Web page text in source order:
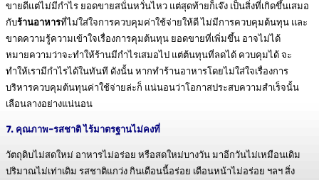
ขายดีแต่ไม่มีกำไร ยอดขายสนั่นหวั่นไหว แต่สุดท้ายก็เจ๊ง เป็นสิ่งที่เกิดขึ้นเสมอ
กับร้านอาหารที่ไม่ใส่ใจการควบคุมค่าใช้จ่ายให้ดี ไม่มีการควบคุมต้นทุน และ
ขาดความรู้ความเข้าใจเรื่องการคุมต้นทุน ยอดขายที่เพิ่มขึ้น อาจไม่ได้
หมายความว่าจะทำให้ร้านมีกำไรเสมอไป แต่ต้นทุนที่ลดได้ ควบคุมได้ จะ
ทำให้เรามีกำไรได้ในทันที ดังนั้น หากทำร้านอาหารโดยไม่ใส่ใจเรื่องการ
บริหารควบคุมต้นทุนค่าใช้จ่ายล่ะก็ แน่นอนว่าโอกาสประสบความสำเร็จนั้น
เลือนลางอย่างแน่นอน
7. คุณภาพ-รสชาติ ไร้มาตรฐานไม่คงที่
วัตถุดิบไม่สดใหม่ อาหารไม่อร่อย หรือสดใหม่บางวัน มาอีกวันไม่เหมือนเดิม
ปริมาณไม่เท่าเดิม รสชาติแกว่ง กินเดือนนี้อร่อย เดือนหน้าไม่อร่อย ฯลฯ สิ่ง